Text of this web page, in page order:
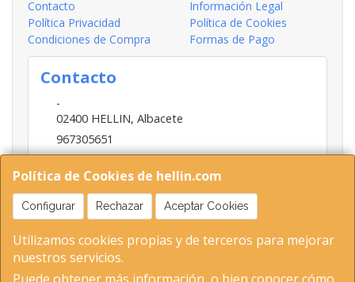
Política de Cookies de hellin.com
Configurar Rechazar Aceptar Cookies
Utilizamos cookies propias y de terceros para mejorar
nuestros servicios.
Contacto
Información Legal
Política Privacidad
Política de Cookies
Condiciones de Compra
Formas de Pago
Contacto
-
02400 HELLIN, Albacete
967305651
INFO@HELLIN.COM
Horario
09:00-13:30; 16:30-20:30